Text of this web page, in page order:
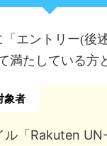
エントリー(後
満たしている方
象者
ル「Rakuten